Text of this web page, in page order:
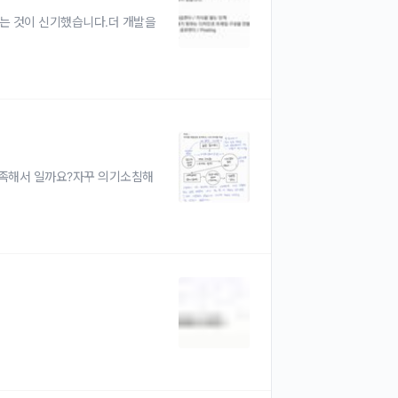
것이 신기했습니다.더 개발을
해서 일까요?자꾸 의기소침해